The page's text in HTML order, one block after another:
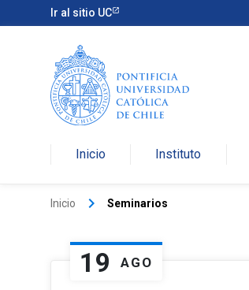
Ir al sitio UC
Inicio Instituto
Inicio keyboard_arrow_right Seminarios
19 AGO